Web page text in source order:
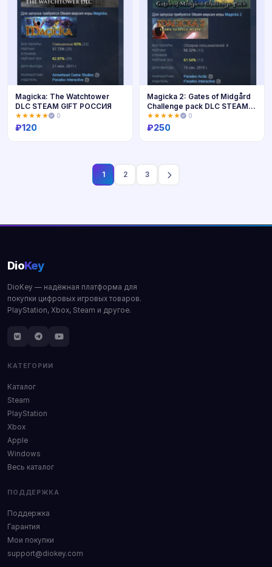
Magicka: The Watchtower
DLC STEAM GIFT РОССИЯ
★★★★★ 0
₽120
Magicka 2: Gates of Midgård
Challenge pack DLC STEAM
РФ
★★★★★ 0
₽250
1 2 3
DioKey
DioKey — надёжная платформа для
покупки цифровых игровых товаров.
PlayStation, Xbox, Steam и другое.
КАТЕГОРИИ
Каталог
Steam
PlayStation
Xbox
Apple
Windows
Весь каталог
ПОДДЕРЖКА
Поддержка
Гарантия
Мои покупки
support@diokey.com